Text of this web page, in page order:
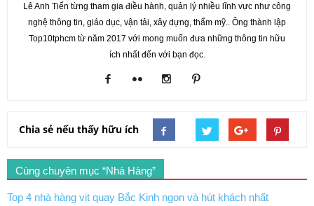
Lê Anh Tiến từng tham gia điều hành, quản lý nhiều lĩnh vực như công
nghệ thông tin, giáo dục, vận tải, xây dựng, thẩm mỹ.. Ông thành lập
Top10tphcm từ năm 2017 với mong muốn đưa những thông tin hữu
ích nhất đến với bạn đọc.
Chia sẻ nếu thấy hữu ích
Cùng chuyên mục “Nhà Hàng”
Top 4 nhà hàng vịt quay Bắc Kinh ngon và hút khách nhất